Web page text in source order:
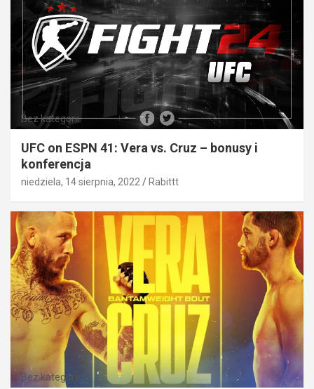
Bez kategorii
UFC on ESPN 41: Vera vs. Cruz – bonusy i
konferencja
niedziela, 14 sierpnia, 2022 Rabittt
Bez kategorii